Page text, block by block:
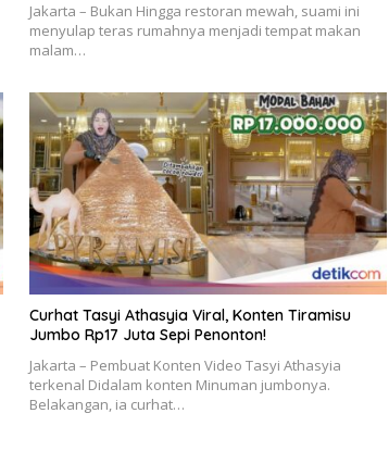
Jakarta – Bukan Hingga restoran mewah, suami ini
menyulap teras rumahnya menjadi tempat makan
malam…
Curhat Tasyi Athasyia Viral, Konten Tiramisu
Jumbo Rp17 Juta Sepi Penonton!
Jakarta – Pembuat Konten Video Tasyi Athasyia
terkenal Didalam konten Minuman jumbonya.
Belakangan, ia curhat…